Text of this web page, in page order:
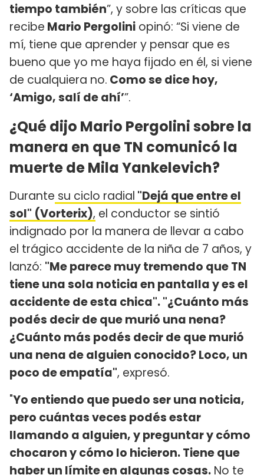
tiempo también”, y sobre las críticas que
recibe Mario Pergolini opinó: “Si viene de
mí, tiene que aprender y pensar que es
bueno que yo me haya fijado en él, si viene
de cualquiera no. Como se dice hoy,
‘Amigo, salí de ahí’”.
¿Qué dijo Mario Pergolini sobre la
manera en que TN comunicó la
muerte de Mila Yankelevich?
Durante su ciclo radial "Dejá que entre el
sol" (Vorterix), el conductor se sintió
indignado por la manera de llevar a cabo
el trágico accidente de la niña de 7 años, y
lanzó: "Me parece muy tremendo que TN
tiene una sola noticia en pantalla y es el
accidente de esta chica". "¿Cuánto más
podés decir de que murió una nena?
¿Cuánto más podés decir de que murió
una nena de alguien conocido? Loco, un
poco de empatía", expresó.
"Yo entiendo que puedo ser una noticia,
pero cuántas veces podés estar
llamando a alguien, y preguntar y cómo
chocaron y cómo lo hicieron. Tiene que
haber un límite en algunas cosas. No te